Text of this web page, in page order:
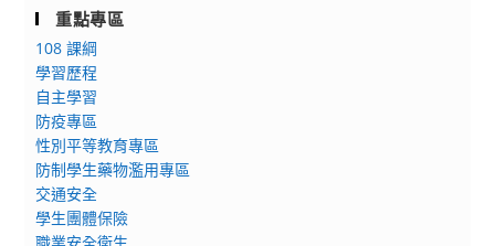
重點專區
108 課綱
學習歷程
自主學習
防疫專區
性別平等教育專區
防制學生藥物濫用專區
交通安全
學生團體保險
職業安全衛生